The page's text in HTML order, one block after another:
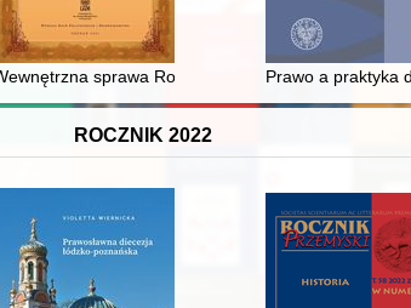
sprawa Rosji" (?) : Niemcy i pierwsza
Prawo a praktyka
ROCZNIK 2022